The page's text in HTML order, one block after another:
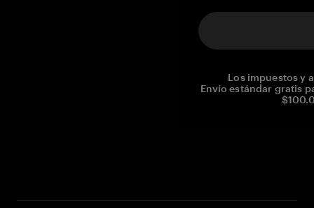
Los impuestos y
Envío estándar gratis